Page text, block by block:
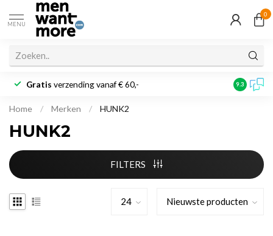
MENU
0
Gratis verzending vanaf € 60,- 9.3
Home / Merken / HUNK2
HUNK2
FILTERS